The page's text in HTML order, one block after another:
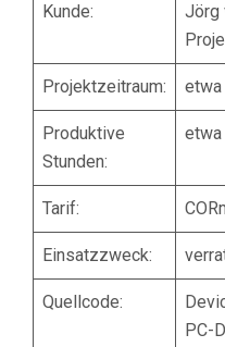
Kunde:
Jörg
Projektzeitraum: etwa
Produktive
Stunden:
etwa
Tarif:
Einsatzzweck:
Quellcode:
PC-